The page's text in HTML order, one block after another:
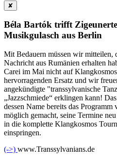
✘
Béla Bartók trifft
Musikgulasch aus Berlin
Mit Bedauern müssen wir mitteilen,
Nachricht aus Rumänien erhalten
Carei im Mai nicht auf
hervorragenden Ersatz und wir
angekündigte "transsylvanische
„Jazzschmiede“ erklingen kann!
dessen Name bereits das
möglich gemacht, seine Termine
in die komplette Klangkosmos
einspringen.
(->) www.Transsylvanians.de